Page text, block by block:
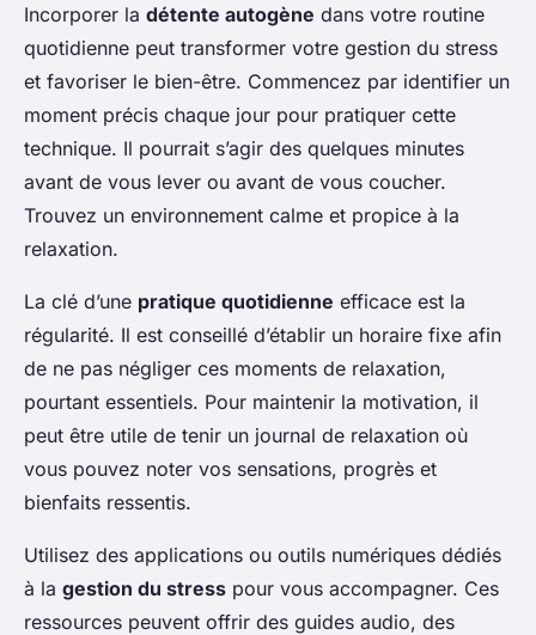
Incorporer la détente autogène dans votre routine
quotidienne peut transformer votre gestion du stress
et favoriser le bien-être. Commencez par identifier un
moment précis chaque jour pour pratiquer cette
technique. Il pourrait s’agir des quelques minutes
avant de vous lever ou avant de vous coucher.
Trouvez un environnement calme et propice à la
relaxation.
La clé d’une pratique quotidienne efficace est la
régularité. Il est conseillé d’établir un horaire fixe afin
de ne pas négliger ces moments de relaxation,
pourtant essentiels. Pour maintenir la motivation, il
peut être utile de tenir un journal de relaxation où
vous pouvez noter vos sensations, progrès et
bienfaits ressentis.
Utilisez des applications ou outils numériques dédiés
à la gestion du stress pour vous accompagner. Ces
ressources peuvent offrir des guides audio, des